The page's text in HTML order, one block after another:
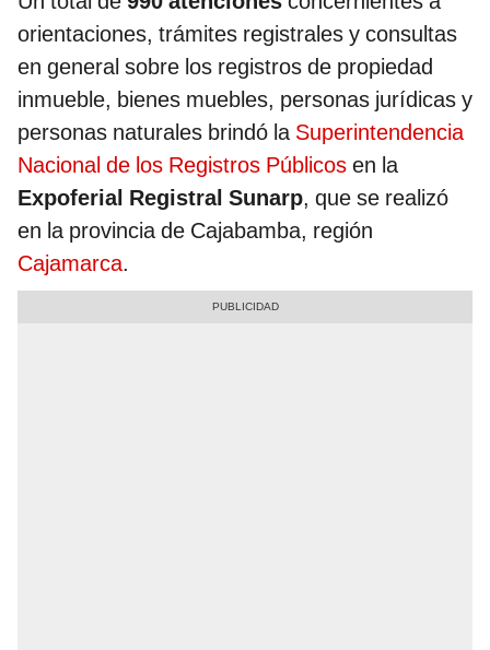
orientaciones, trámites registrales y consultas
en general sobre los registros de propiedad
inmueble, bienes muebles, personas jurídicas y
personas naturales brindó la Superintendencia
Nacional de los Registros Públicos en la
Expoferial Registral Sunarp, que se realizó
en la provincia de Cajabamba, región
Cajamarca.